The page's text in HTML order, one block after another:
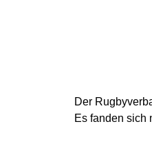
Der
Es fanden sich